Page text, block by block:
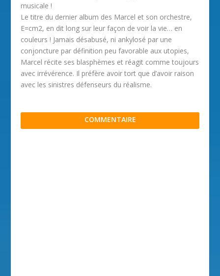
musicale !
Le titre du dernier album des Marcel et son orchestre,
E=cm2, en dit long sur leur façon de voir la vie… en
couleurs ! Jamais désabusé, ni ankylosé par une
conjoncture par définition peu favorable aux utopies,
Marcel récite ses blasphèmes et réagit comme toujours
avec irrévérence. Il préfère avoir tort que d’avoir raison
avec les sinistres défenseurs du réalisme.
COMMENTAIRE